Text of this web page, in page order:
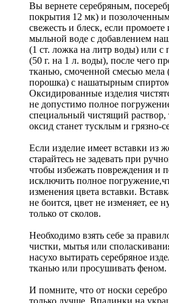
Вы вернете серебряным,
покрытия 12 мк) и
свежесть и блеск, если промоете
мыльной воде с добавлением
(1 ст. ложка на литр воды) или с
(50 г. на 1 л. воды), после чего
тканью, смоченной смесью мела
порошка) с нашатырным
Оксидированные изделия
не допустимо полное
специальный чистящий раствор,
оксид станет тусклым и грязно-
Если изделие имеет вставки из
старайтесь не задевать при
чтобы избежать повреждения и
исключить полное
изменения цвета вставки.
не боится, цвет не изменяет, ее
только от сколов.
Необходимо взять себе за
чистки, мытья или
насухо вытирать серебряное
тканью или просушивать феном.
И помните, что от носки серебро